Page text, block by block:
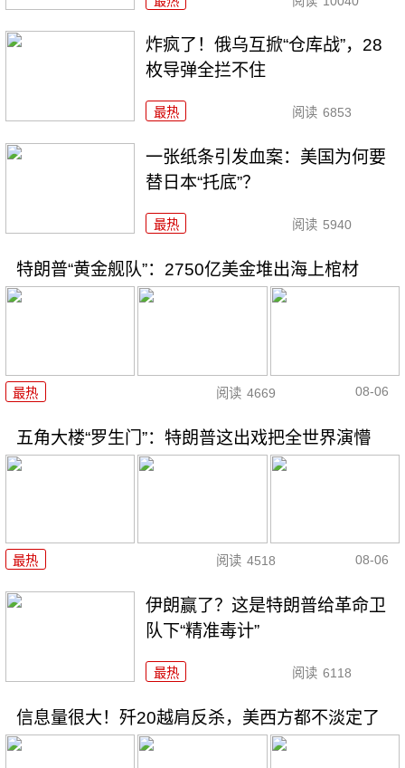
炸疯了！俄乌互掀“仓库战”，28
枚导弹全拦不住
最热 阅读 6853
一张纸条引发血案：美国为何要
替日本“托底”？
最热 阅读 5940
特朗普“黄金舰队”：2750亿美金堆出海上棺材
最热 阅读 4669 08-06
五角大楼“罗生门”：特朗普这出戏把全世界演懵
最热 阅读 4518 08-06
伊朗赢了？这是特朗普给革命卫
队下“精准毒计”
最热 阅读 6118
信息量很大！歼20越肩反杀，美西方都不淡定了